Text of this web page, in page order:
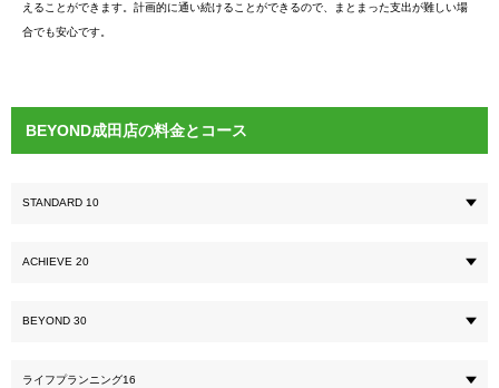
えることができます。計画的に通い続けることができるので、まとまった支出が難しい場
合でも安心です。
BEYOND成田店の料金とコース
STANDARD 10
ACHIEVE 20
BEYOND 30
ライフプランニング16